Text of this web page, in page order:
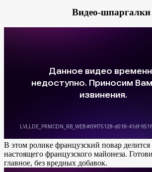
Видео-шпаргалки
В этом ролике французский повар
настоящего французского майонеза.
главное, без вредных добавок.